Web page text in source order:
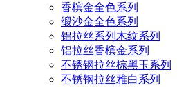
香槟金全色系列
缎沙金全色系列
铝拉丝系列木纹系列
铝拉丝香槟金系列
不锈钢拉丝棕黑玉系列
不锈钢拉丝雅白系列